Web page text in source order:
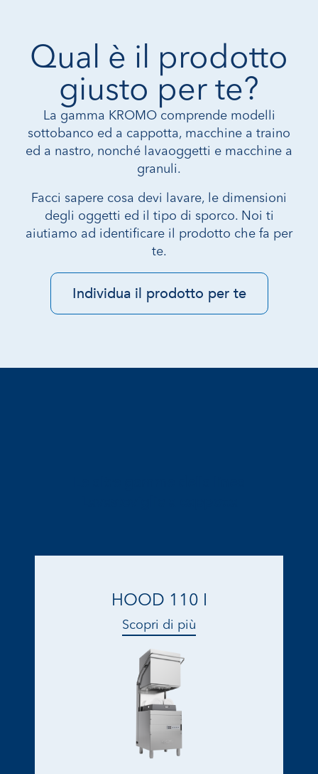
Qual è il prodotto
giusto per te?
La gamma KROMO comprende modelli
sottobanco ed a cappotta, macchine a traino
ed a nastro, nonché lavaoggetti e macchine a
granuli.
Facci sapere cosa devi lavare, le dimensioni
degli oggetti ed il tipo di sporco. Noi ti
aiutiamo ad identificare il prodotto che fa per
te.
Individua il prodotto per te
HOOD 110 I
Scopri di più